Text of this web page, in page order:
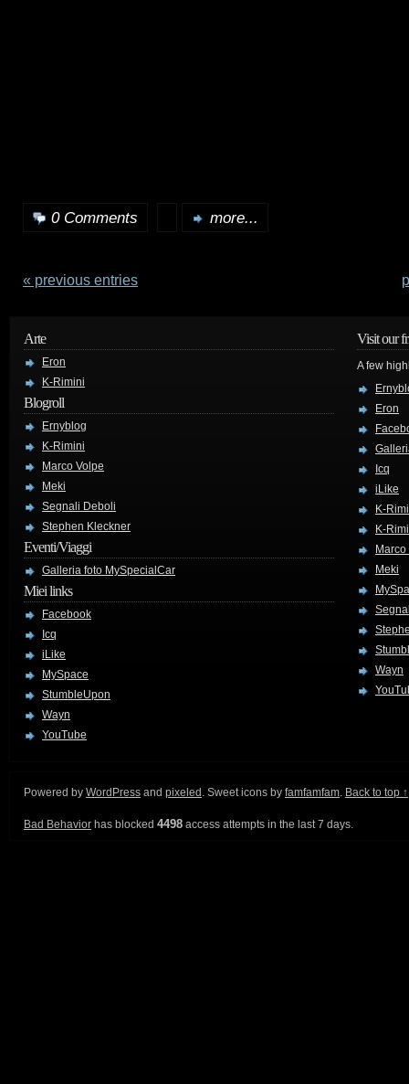
0 Comments more...
« previous entries
Arte
Eron
K-Rimini
Blogroll
Ernyblog
K-Rimini
Marco Volpe
Meki
Segnali Deboli
Stephen Kleckner
Eventi/Viaggi
Galleria foto MySpecialCar
Miei links
Facebook
Icq
iLike
MySpace
StumbleUpon
Wayn
YouTube
Visit our
A few
Eron
Icq
iLike
K-
K-
Marco
Meki
Wayn
Powered by WordPress and pixeled . Sweet icons by famfamfam Back to top ↑
Bad Behavior has blocked 4498 access attempts in the last 7 days.